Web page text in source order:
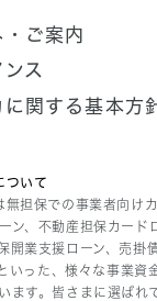
式会社
ァンディング株
株式会社
株式会社
株式会社
スバック株式
式会社
ご案内
ス
関する基本方
ついて
担保での事業者向け
ン、不動産担保カード
開業支援ローン、売掛
いった、様々な事業資
ます。皆さまに選ばれ